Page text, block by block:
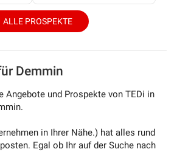
ALLE PROSPEKTE
Demmin
Angebote und Prospekte von TEDi in
in Ihrer Nähe.) hat alles rund
Egal ob Ihr auf der Suche nach